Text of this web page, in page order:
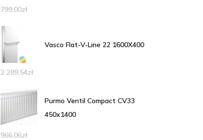
799,00zł
Vasco Flat-V-Line 22 1600X400
2 289,54zł
Purmo Ventil Compact CV33
450x1400
966,06zł